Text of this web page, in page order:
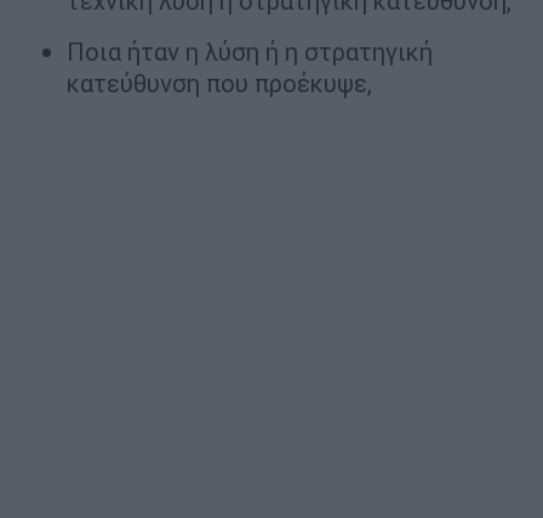
Ποια ήταν η λύση ή η στρατηγική
κατεύθυνση που προέκυψε,